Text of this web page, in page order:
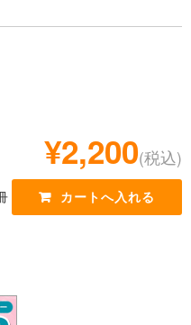
¥2,200(税込)